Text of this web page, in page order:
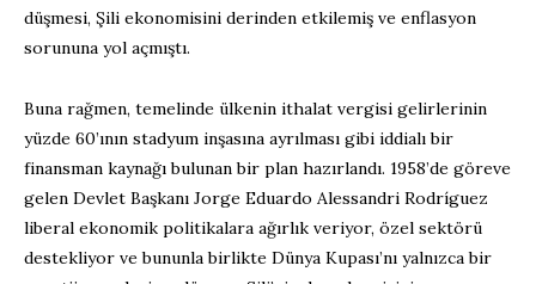
düşmesi, Şili ekonomisini derinden etkilemiş ve enflasyon
sorununa yol açmıştı.
Buna rağmen, temelinde ülkenin ithalat vergisi gelirlerinin
yüzde 60’ının stadyum inşasına ayrılması gibi iddialı bir
finansman kaynağı bulunan bir plan hazırlandı. 1958’de göreve
gelen Devlet Başkanı Jorge Eduardo Alessandri Rodríguez
liberal ekonomik politikalara ağırlık veriyor, özel sektörü
destekliyor ve bununla birlikte Dünya Kupası’nı yalnızca bir